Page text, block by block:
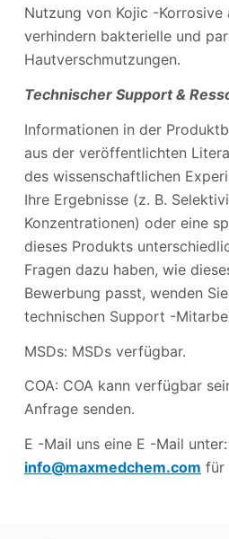
Nutzung von Kojic -Korrosive
verhindern bakterielle und
Hautverschmutzungen.
Technischer Support &
Informationen in der
aus der veröffentlichten
des wissenschaftlichen
Ihre Ergebnisse (z. B.
Konzentrationen) oder eine
dieses Produkts
Fragen dazu haben, wie
Bewerbung passt, wenden
technischen Support -
MSDs: MSDs verfügbar.
COA: COA kann verfügbar
Anfrage senden.
E -Mail uns eine E -Mail unter:
info@maxmedchem.com für